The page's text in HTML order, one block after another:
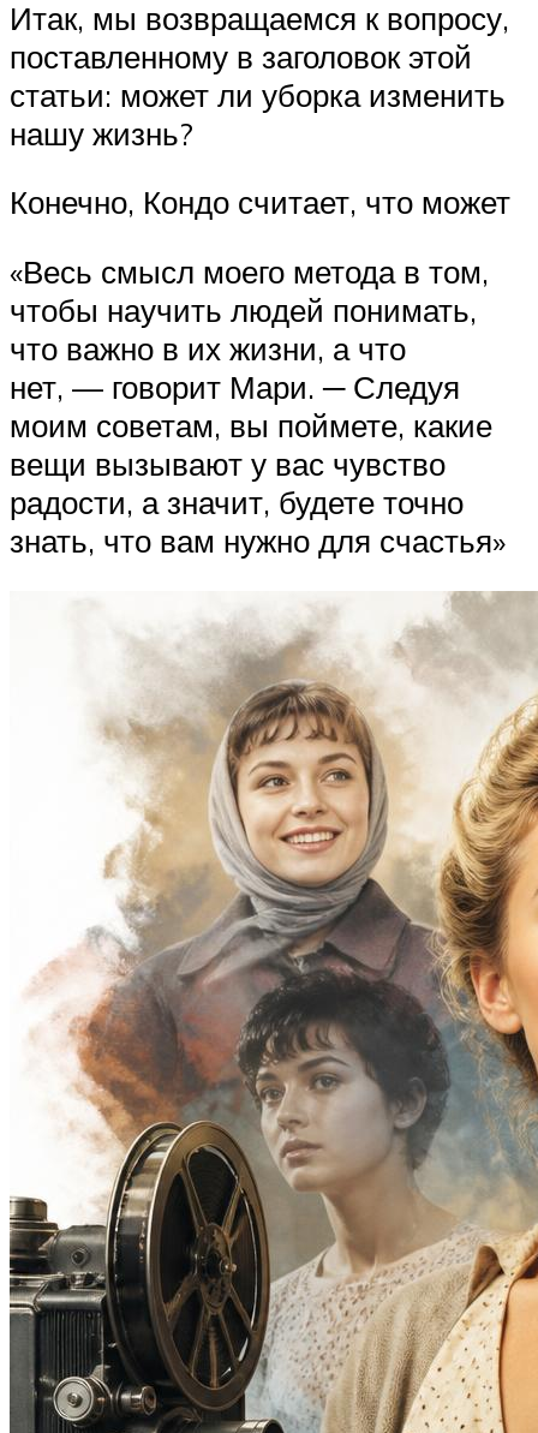
Итак, мы возвращаемся к вопросу,
поставленному в заголовок этой
статьи: может ли уборка изменить
нашу жизнь?
Конечно, Кондо считает, что может
«Весь смысл моего метода в том,
чтобы научить людей понимать,
что важно в их жизни, а что
нет, — говорит Мари. ─ Следуя
моим советам, вы поймете, какие
вещи вызывают у вас чувство
радости, а значит, будете точно
знать, что вам нужно для счастья»